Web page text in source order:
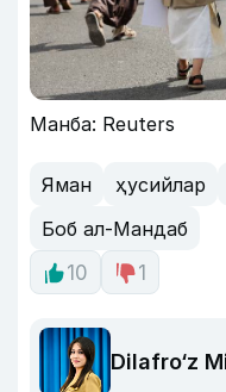
Манба: Reuters
Яман ҳусийлаp
Боб ал-Мандаб
10
1
Dilafro‘z